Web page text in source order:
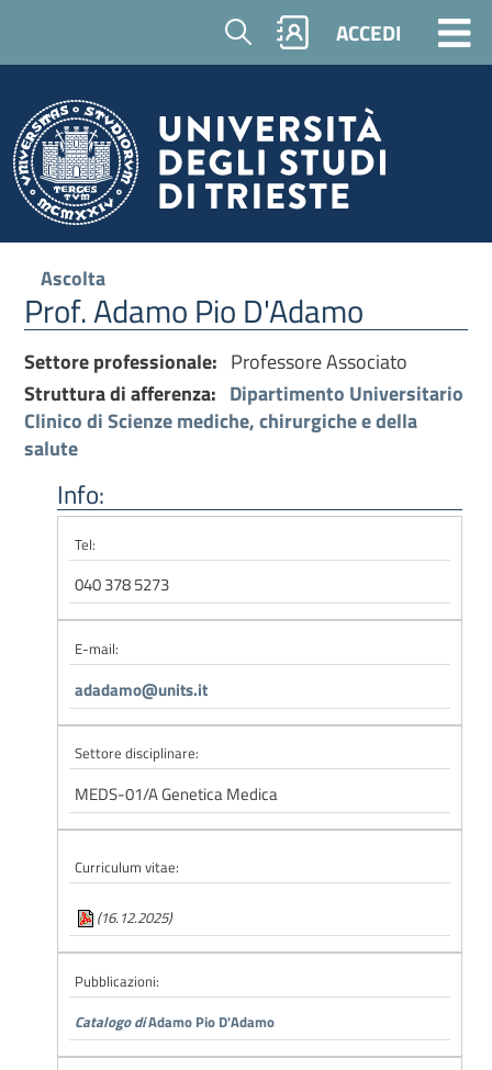
Cerca ACCEDI
Ascolta
Prof. Adamo Pio D'Adamo
Settore professionale: Professore Associato
Struttura di afferenza: Dipartimento Universitario
Clinico di Scienze mediche, chirurgiche e della
salute
Info:
Tel:
040 378 5273
E-mail:
adadamo@units.it
Settore disciplinare:
MEDS-01/A Genetica Medica
Curriculum vitae:
(16.12.2025)
Pubblicazioni:
Catalogo diAdamo Pio D'Adamo